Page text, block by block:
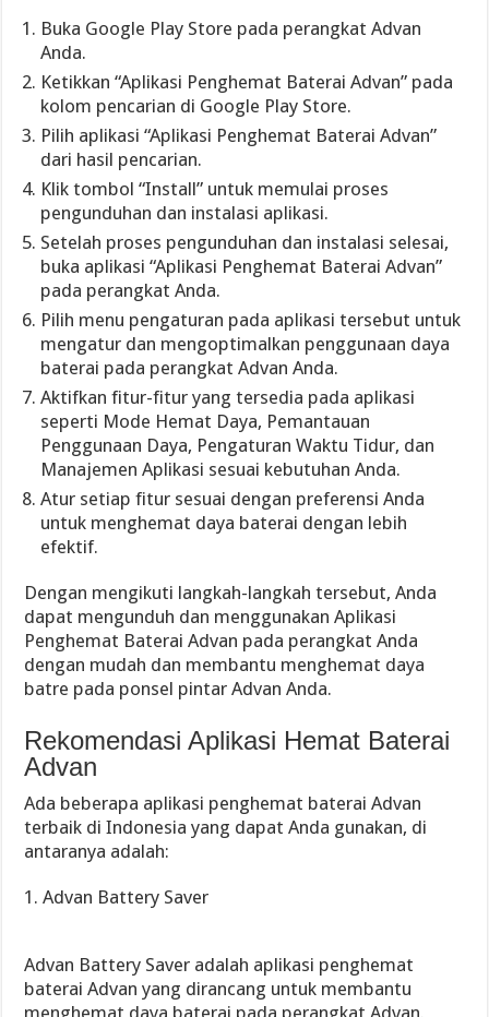
Buka Google Play Store pada perangkat Advan
Anda.
Ketikkan “Aplikasi Penghemat Baterai Advan” pada
kolom pencarian di Google Play Store.
Pilih aplikasi “Aplikasi Penghemat Baterai Advan”
dari hasil pencarian.
Klik tombol “Install” untuk memulai proses
pengunduhan dan instalasi aplikasi.
Setelah proses pengunduhan dan instalasi selesai,
buka aplikasi “Aplikasi Penghemat Baterai Advan”
pada perangkat Anda.
Pilih menu pengaturan pada aplikasi tersebut untuk
mengatur dan mengoptimalkan penggunaan daya
baterai pada perangkat Advan Anda.
Aktifkan fitur-fitur yang tersedia pada aplikasi
seperti Mode Hemat Daya, Pemantauan
Penggunaan Daya, Pengaturan Waktu Tidur, dan
Manajemen Aplikasi sesuai kebutuhan Anda.
Atur setiap fitur sesuai dengan preferensi Anda
untuk menghemat daya baterai dengan lebih
efektif.
Dengan mengikuti langkah-langkah tersebut, Anda
dapat mengunduh dan menggunakan Aplikasi
Penghemat Baterai Advan pada perangkat Anda
dengan mudah dan membantu menghemat daya
batre pada ponsel pintar Advan Anda.
Rekomendasi Aplikasi Hemat Baterai
Advan
Ada beberapa aplikasi penghemat baterai Advan
terbaik di Indonesia yang dapat Anda gunakan, di
antaranya adalah:
1. Advan Battery Saver
Advan Battery Saver adalah aplikasi penghemat
baterai Advan yang dirancang untuk membantu
menghemat daya baterai pada perangkat Advan.